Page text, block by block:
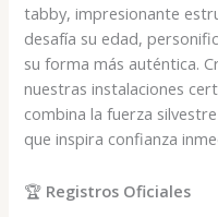
tabby, impresionante
desafía su edad,
su forma más auténtica.
nuestras instalaciones
combina la fuerza
que inspira confianza
🏆 Registros Oficiales